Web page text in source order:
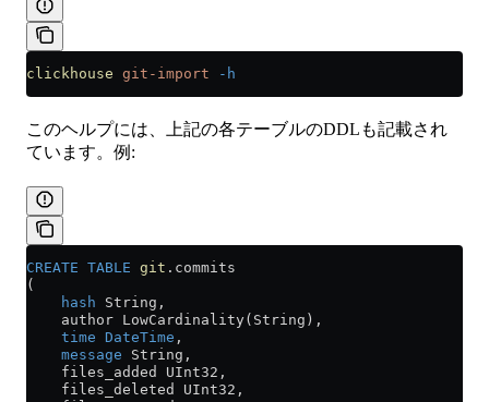
clickhouse git-import -h
このヘルプには、上記の各テーブルのDDLも記載され
ています。例:
CREATE TABLE git .commits
(
    hash
String,
    author LowCardinality(String),
    time
DateTime ,
    message
String,
    files_added UInt32,
    files_deleted UInt32,